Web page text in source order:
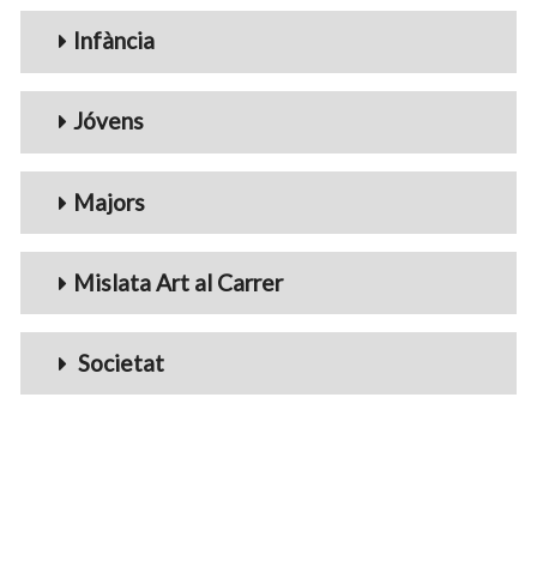
Infància
Jóvens
Majors
Mislata Art al Carrer
Societat